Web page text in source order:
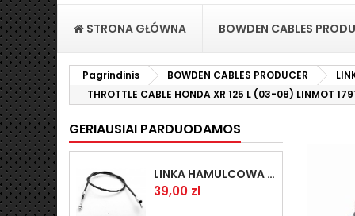
STRONA GŁÓWNA BOWDEN CABLES
Pagrindinis BOWDEN CABLES PRODUCER
THROTTLE CABLE HONDA XR 125 L (03-08) LINMOT
GERIAUSIAI PARDUODAMOS
LINKA HAMULCOWA PRZYCZEPY KNOTT 1440/1230 33921-1.14
Kaina
39,00 zl